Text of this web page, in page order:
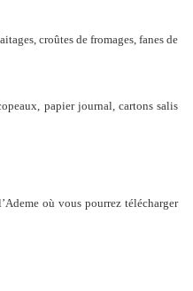
croûtes de fromages, fanes de
papier journal, cartons salis
où vous pourrez télécharger